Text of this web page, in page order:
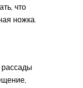
что
ножка.